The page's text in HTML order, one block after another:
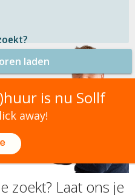
laden
is nu Sollf
away!
zoekt? Laat ons je